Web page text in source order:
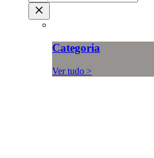
Categoria
Ver tudo >